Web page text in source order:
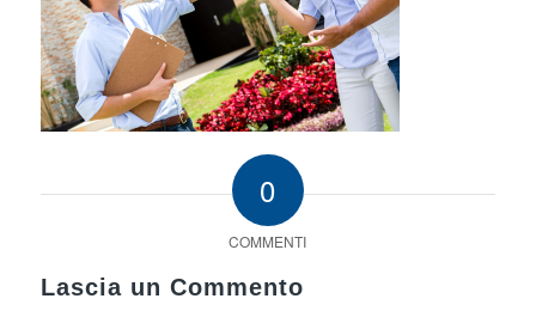
0
COMMENTI
Lascia un Commento